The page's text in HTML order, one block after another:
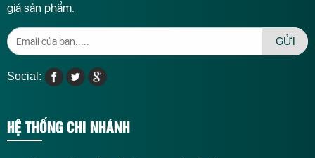
giá sản phẩm.
GỬI
Social:
HỆ THỐNG CHI NHÁNH